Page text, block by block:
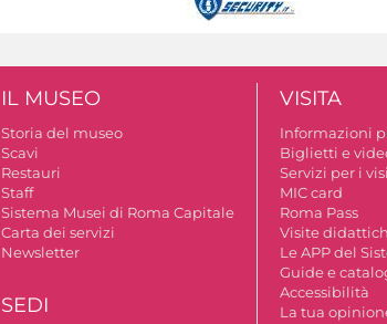
IL MUSEO
Storia del museo
Scavi
Restauri
Staff
Sistema Musei di Roma Capitale
Carta dei servizi
Newsletter
SEDI
VISITA
Informazioni
Biglietti e
Servizi per i
MIC card
Roma Pass
Visite
Le APP del
Guide e
Accessibilità
La tua